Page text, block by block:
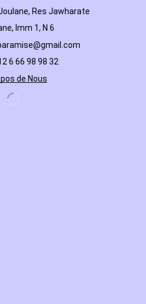
Res Jawharate
Imm 1, N 6
6 66 98 98 32
de Nous